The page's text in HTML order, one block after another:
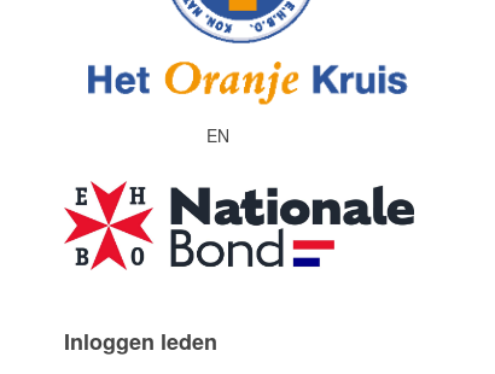
EN
Inloggen leden